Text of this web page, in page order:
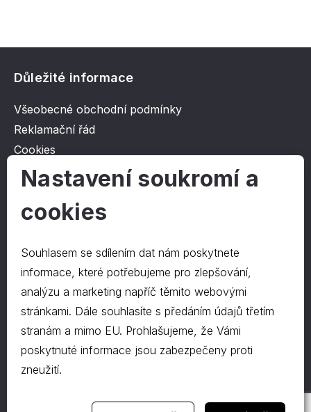
Důležité informace
Všeobecné obchodní podmínky
Reklamační řád
Cookies
Ochrana osobních údajů
O společnosti
Kontakt
O nás
Kontakty
577 222 666
©2024 PD-HRAPA s.r.o.
Nastavení soukromí a
cookies
Souhlasem se sdílením dat nám poskytnete
informace, které potřebujeme pro zlepšování,
analýzu a marketing napříč těmito webovými
stránkami. Dále souhlasíte s předáním údajů třetím
stranám a mimo EU. Prohlašujeme, že Vámi
poskytnuté informace jsou zabezpečeny proti
zneužití.